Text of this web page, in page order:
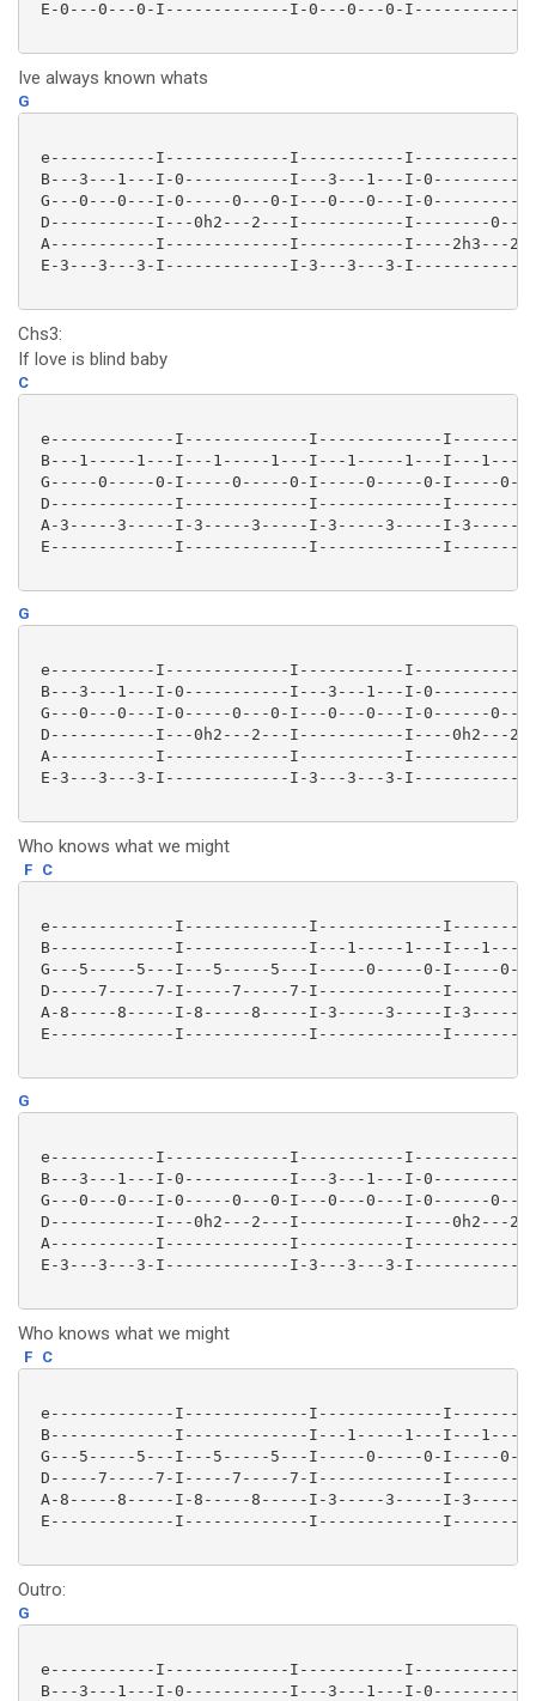
E-0---0---0-I-------------I-0---0---0-
Ive always known whats
G
e-----------I-------------I-----------
B---3---1---I-0-----------I---3---1---I-
G---0---0---I-0-----0---0-I---0---0---I-
D-----------I---0h2---2---I-----------I--------
A-----------I-------------I-----------I----2h3---2-
E-3---3---3-I-------------I-3---3---3-
Chs3:
If love is blind baby
C
e-------------I-------------I-------------
B---1-----1---I---1-----1---I---1-----1---I---
G-----0-----0-I-----0-----0-I-----0-----0-I-----
D-------------I-------------I-------------
A-3-----3-----I-3-----3-----I-3-----3-----I-3-----
E-------------I-------------I-------------
G
e-----------I-------------I-----------
B---3---1---I-0-----------I---3---1---I-
G---0---0---I-0-----0---0-I---0---0---I-0------0---
D-----------I---0h2---2---I-----------I----0h2---
A-----------I-------------I-----------
E-3---3---3-I-------------I-3---3---3-
Who knows what we might
F C
e-------------I-------------I-------------
B-------------I-------------I---1-----1---I---
G---5-----5---I---5-----5---I-----0-----0-I-----
D-----7-----7-I-----7-----7-I-------------
A-8-----8-----I-8-----8-----I-3-----3-----I-3-----
E-------------I-------------I-------------
G
e-----------I-------------I-----------
B---3---1---I-0-----------I---3---1---I-
G---0---0---I-0-----0---0-I---0---0---I-0------0---
D-----------I---0h2---2---I-----------I----0h2---
A-----------I-------------I-----------
E-3---3---3-I-------------I-3---3---3-
Who knows what we might
F C
e-------------I-------------I-------------
B-------------I-------------I---1-----1---I---
G---5-----5---I---5-----5---I-----0-----0-I-----
D-----7-----7-I-----7-----7-I-------------
A-8-----8-----I-8-----8-----I-3-----3-----I-3-----
E-------------I-------------I-------------
Outro:
G
e-----------I-------------I-----------
B---3---1---I-0-----------I---3---1---I-